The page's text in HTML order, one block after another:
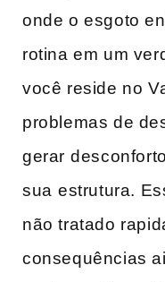
onde o esgoto
rotina em um
você reside no
problemas de
gerar
sua⁣ estrutura.
‍não tratado
consequências